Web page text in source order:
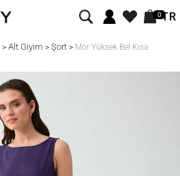
0TR
> Alt Giyim > Şort> Mor Yüksek Bel Kısa